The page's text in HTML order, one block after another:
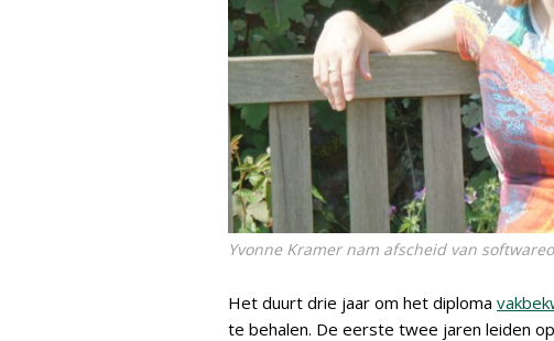
Yvonne Kramer nam afscheid van
Het duurt drie jaar om het diploma
te behalen. De eerste twee jaren leiden